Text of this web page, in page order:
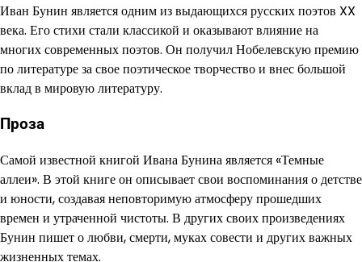
Иван Бунин является одним из выдающихся русских поэтов XX
века. Его стихи стали классикой и оказывают влияние на
многих современных поэтов. Он получил Нобелевскую премию
по литературе за свое поэтическое творчество и внес большой
вклад в мировую литературу.
Проза
Самой известной книгой Ивана Бунина является «Темные
аллеи». В этой книге он описывает свои воспоминания о детстве
и юности, создавая неповторимую атмосферу прошедших
времен и утраченной чистоты. В других своих произведениях
Бунин пишет о любви, смерти, муках совести и других важных
жизненных темах.